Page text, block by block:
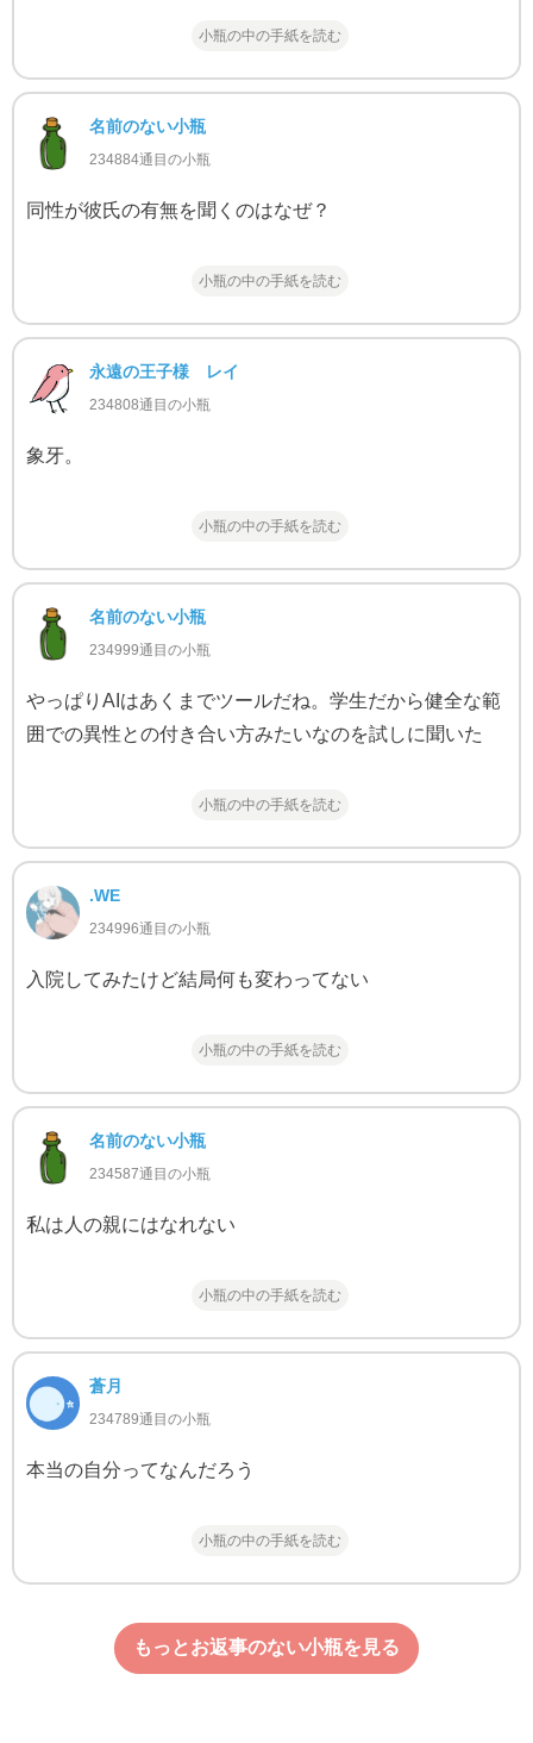
小瓶の中の手紙を読む
名前のない小瓶
234884通目の小瓶
同性が彼氏の有無を聞くのはなぜ？
小瓶の中の手紙を読む
永遠の王子様 レイ
234808通目の小瓶
象牙。
小瓶の中の手紙を読む
名前のない小瓶
234999通目の小瓶
やっぱりAIはあくまでツールだね。学生だから健全な範
囲での異性との付き合い方みたいなのを試しに聞いた
小瓶の中の手紙を読む
.WE
234996通目の小瓶
入院してみたけど結局何も変わってない
小瓶の中の手紙を読む
名前のない小瓶
234587通目の小瓶
私は人の親にはなれない
小瓶の中の手紙を読む
蒼月
234789通目の小瓶
本当の自分ってなんだろう
小瓶の中の手紙を読む
もっとお返事のない小瓶を見る